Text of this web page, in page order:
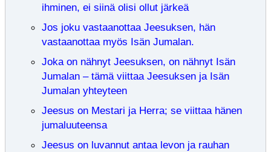
ihminen, ei siinä olisi ollut järkeä
Jos joku vastaanottaa Jeesuksen, hän
vastaanottaa myös Isän Jumalan.
Joka on nähnyt Jeesuksen, on nähnyt Isän
Jumalan – tämä viittaa Jeesuksen ja Isän
Jumalan yhteyteen
Jeesus on Mestari ja Herra; se viittaa hänen
jumaluuteensa
Jeesus on luvannut antaa levon ja rauhan